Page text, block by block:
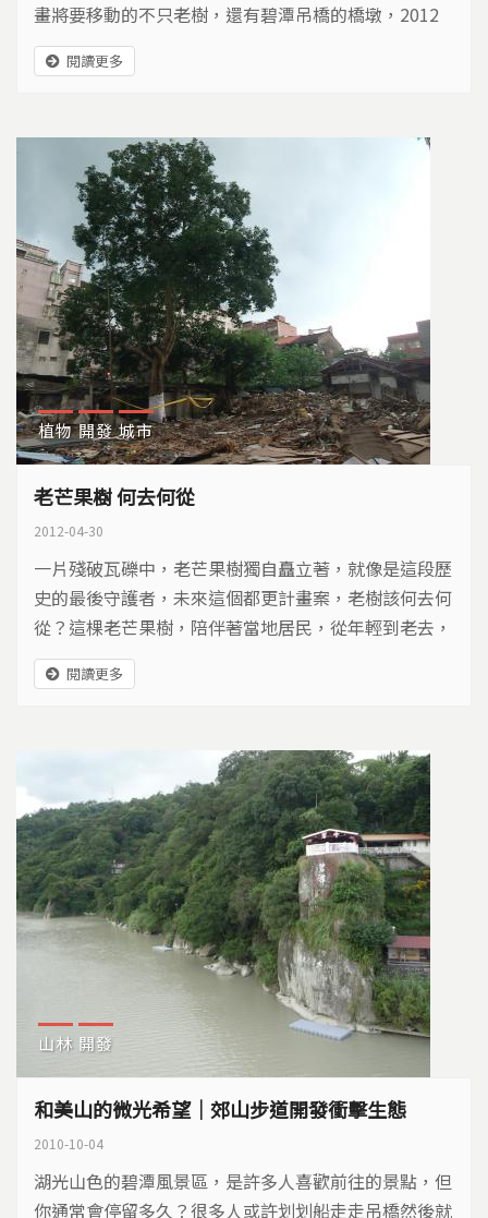
畫將要移動的不只老樹，還有碧潭吊橋的橋墩，2012
年7月，拆橋危機浮現。當城市急著向前走，當文化景
觀遇上都更，充滿共同記憶的歷史建物，是否只能默默
閱讀更多
植物 開發 城市
老芒果樹 何去何從
2012-04-30
一片殘破瓦礫中，老芒果樹獨自矗立著，就像是這段歷
史的最後守護者，未來這個都更計畫案，老樹該何去何
從？這棵老芒果樹，陪伴著當地居民，從年輕到老去，
如今日式宿舍拆了，鄰居走了，芒果樹還在廢墟中，等
待明天的來臨…
閱讀更多
山林 開發
和美山的微光希望｜郊山步道開發衝擊生態
2010-10-04
湖光山色的碧潭風景區，是許多人喜歡前往的景點，但
你通常會停留多久？很多人或許划划船走走吊橋然後就